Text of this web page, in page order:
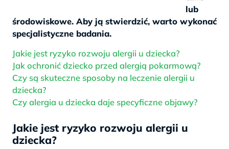
lub
środowiskowe. Aby ją stwierdzić, warto wykonać
specjalistyczne badania.
Jakie jest ryzyko rozwoju alergii u dziecka?
Jak ochronić dziecko przed alergią pokarmową?
Czy są skuteczne sposoby na leczenie alergii u
dziecka?
Czy alergia u dziecka daje specyficzne objawy?
Jakie jest ryzyko rozwoju alergii u
dziecka?